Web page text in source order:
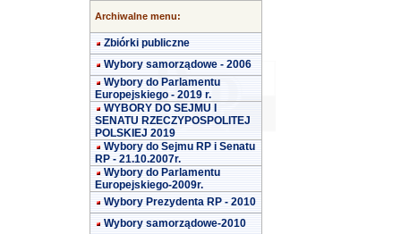
Archiwalne menu:
Zbiórki publiczne
Wybory samorządowe - 2006
Wybory do Parlamentu
Europejskiego - 2019 r.
WYBORY DO SEJMU I
SENATU RZECZYPOSPOLITEJ
POLSKIEJ 2019
Wybory do Sejmu RP i Senatu
RP - 21.10.2007r.
Wybory do Parlamentu
Europejskiego-2009r.
Wybory Prezydenta RP - 2010
Wybory samorządowe-2010